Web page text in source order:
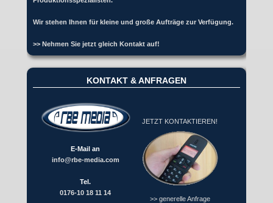
Wir stehen Ihnen für kleine und große Aufträge zur Verfügung.
>> Nehmen Sie jetzt gleich Kontakt auf!
KONTAKT & ANFRAGEN
E-Mail an
info@rbe-media.com
Tel.
0176-10 18 11 14
JETZT KONTAKTIEREN!
>> generelle Anfrage